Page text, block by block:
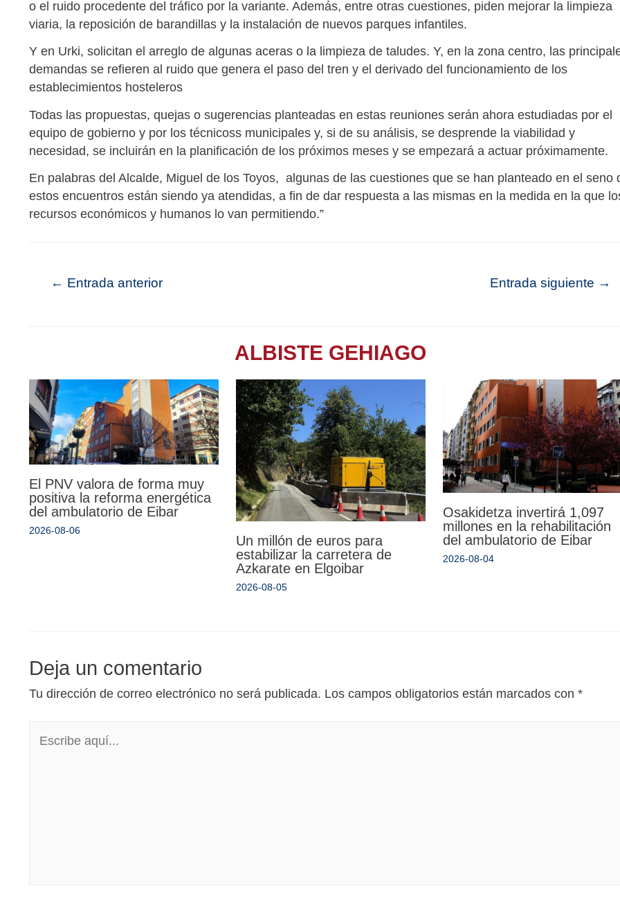
o el ruido procedente del tráfico por la variante. Además, entre otras cuestiones, piden mejorar la limpieza
viaria, la reposición de barandillas y la instalación de nuevos parques infantiles.
Y en Urki, solicitan el arreglo de algunas aceras o la limpieza de taludes. Y, en la zona centro, las
demandas se refieren al ruido que genera el paso del tren y el derivado del funcionamiento de los
establecimientos hosteleros
Todas las propuestas, quejas o sugerencias planteadas en estas reuniones serán ahora estudiadas por el
equipo de gobierno y por los técnicoss municipales y, si de su análisis, se desprende la viabilidad y
necesidad, se incluirán en la planificación de los próximos meses y se empezará a actuar próximamente.
En palabras del Alcalde, Miguel de los Toyos, algunas de las cuestiones que se han planteado en el seno
estos encuentros están siendo ya atendidas, a fin de dar respuesta a las mismas en la medida en la que
recursos económicos y humanos lo van permitiendo.”
← Entrada anterior Entrada siguiente →
ALBISTE GEHIAGO
El PNV valora de forma muy
positiva la reforma energética
del ambulatorio de Eibar
2026-08-06
Un millón de euros para
estabilizar la carretera de
Azkarate en Elgoibar
2026-08-05
Osakidetza invertirá 1,097
millones en la rehabilitación
del ambulatorio de Eibar
2026-08-04
Deja un comentario
Tu dirección de correo electrónico no será publicada. Los campos obligatorios están marcados con *